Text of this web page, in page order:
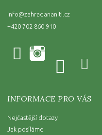
info@zahradananiti.cz
+420 702 860 910
INFORMACE PRO VÁS
Nejčastější dotazy
Jak posíláme